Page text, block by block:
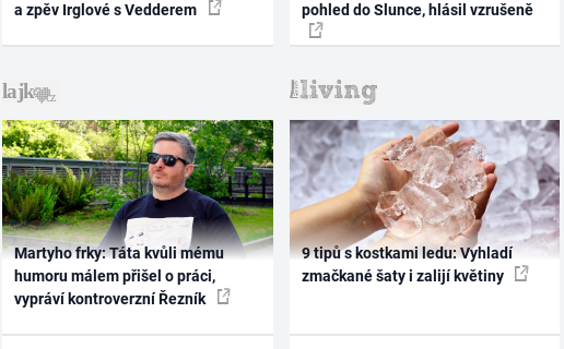
a zpěv Irglové s Vedderem
pohled do Slunce, hlásil vzrušeně
Martyho frky: Táta kvůli mému
humoru málem přišel o práci,
vypráví kontroverzní Řezník
9 tipů s kostkami ledu: Vyhladí
zmačkané šaty i zalijí květiny